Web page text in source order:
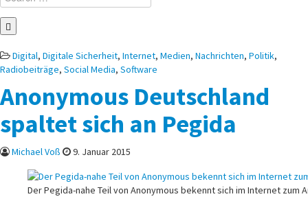
for:
Posted
in
Digital, Digitale Sicherheit, Internet, Medien, Nachrichten, Politik,
Radiobeiträge, Social Media, Software
Anonymous Deutschland
spaltet sich an Pegida
Michael Voß 9. Januar 2015
Der Pegida-nahe Teil von Anonymous bekennt sich im Internet